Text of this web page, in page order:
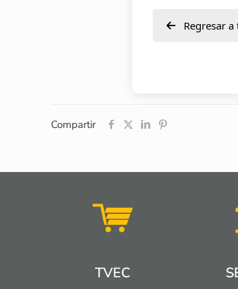
Regresar
Compartir
TVEC